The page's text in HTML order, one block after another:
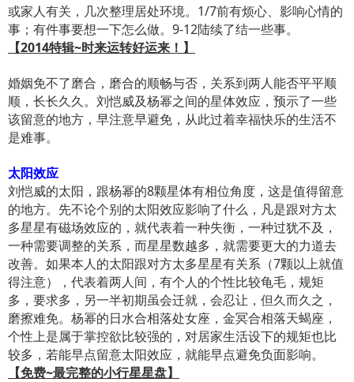
或家人有关，几次整理居处环境。1/7前有烦心、影响心情的
事；有件事要想一下怎么做。9-12陆续了结一些事。
【2014特辑~时来运转好运来！】
婚姻免不了磨合，磨合的顺畅与否，关系到两人能否平平顺
顺，长长久久。刘恺威及杨幂之间的星体效应，预示了一些
该留意的地方，早注意早避免，从此过着幸福快乐的生活不
是难事。
太阳效应
刘恺威的太阳，跟杨幂的8颗星体有相位角度，这是值得留意
的地方。先不论个别的太阳效应影响了什么，凡是跟对方太
多星星有磁场效应的，就代表着一种失衡，一种过犹不及，
一种需要调整的关系，而星星数越多，就需要更大的力道去
改善。如果本人的太阳跟对方太多星星有关系（7颗以上就值
得注意），代表着两人间，有个人的个性比较龟毛，规矩
多，要求多，另一半初期虽会迁就，会忍让，但久而久之，
磨擦难免。杨幂的日水合相落处女座，金冥合相落天蝎座，
个性上是属于掌控欲比较强的，对居家生活设下的规矩也比
较多，若能早点留意太阳效应，就能早点避免负面影响。
【免费~最完整的小行星星盘】